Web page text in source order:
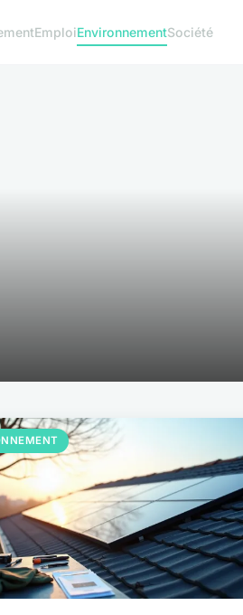
EmploiEnvironnementSociété